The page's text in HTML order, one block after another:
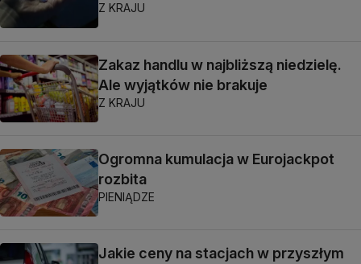
Z KRAJU
Zakaz handlu w najbliższą niedzielę.
Ale wyjątków nie brakuje
Z KRAJU
Ogromna kumulacja w Eurojackpot
rozbita
PIENIĄDZE
Jakie ceny na stacjach w przyszłym